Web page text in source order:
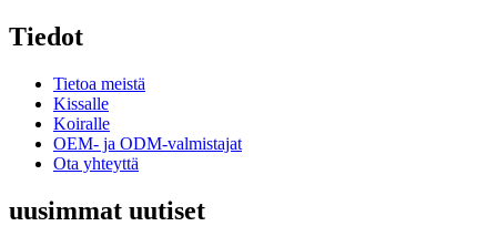
Tiedot
Tietoa meistä
Kissalle
Koiralle
OEM- ja ODM-valmistajat
Ota yhteyttä
uusimmat uutiset